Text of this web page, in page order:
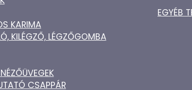
EGYÉB
KARIMA
KILÉGZŐ, LÉGZŐGOMBA
CSAPPÁR